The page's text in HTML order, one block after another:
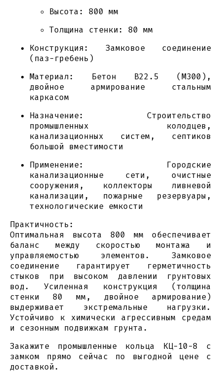
Высота: 800 мм
Толщина стенки: 80 мм
Конструкция: Замковое соединение
(паз-гребень)
Материал: Бетон В22.5 (М300),
двойное армирование стальным
каркасом
Назначение: Строительство
промышленных колодцев,
канализационных систем, септиков
большой вместимости
Применение: Городские
канализационные сети, очистные
сооружения, коллекторы ливневой
канализации, пожарные резервуары,
технологические емкости
Практичность:
Оптимальная высота 800 мм обеспечивает
баланс между скоростью монтажа и
управляемостью элементов. Замковое
соединение гарантирует герметичность
стыков при высоком давлении грунтовых
вод. Усиленная конструкция (толщина
стенки 80 мм, двойное армирование)
выдерживает экстремальные нагрузки.
Устойчиво к химически агрессивным средам
и сезонным подвижкам грунта.
Закажите промышленные кольца КЦ-10-8 с
замком прямо сейчас по выгодной цене с
доставкой.